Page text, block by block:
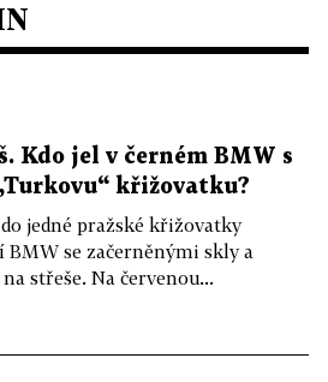
Kdo jel v černém BMW s
křižovatku?
jedné pražské křižovatky
se začerněnými skly a
střeše. Na červenou...